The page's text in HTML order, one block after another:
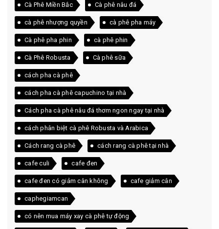
Cà Phê Miền Bắc Cà phê nâu đá
cà phê nhượng quyền cà phê pha máy
Cà phê pha phin cà phê phin
Cà Phê Robusta Cà phê sữa
cách pha cà phê
cách pha cà phê capuchino tại nhà
Cách pha cà phê nâu đá thơm ngon ngay tại nhà
cách phân biệt cà phê Robusta và Arabica
Cách rang cà phê cách rang cà phê tại nhà
cafe culi cafe đen
cafe đen có giảm cân không cafe giảm cân
caphegiamcan
có nên mua máy xay cà phê tự động